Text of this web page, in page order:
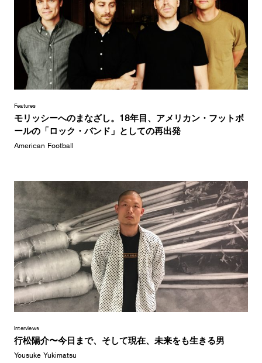
Features
モリッシーへのまなざし。18年目、アメリカン・フットボ
ールの「ロック・バンド」としての再出発
American Football
Interviews
行松陽介〜今日まで、そして現在、未来をも生きる男
Yousuke Yukimatsu